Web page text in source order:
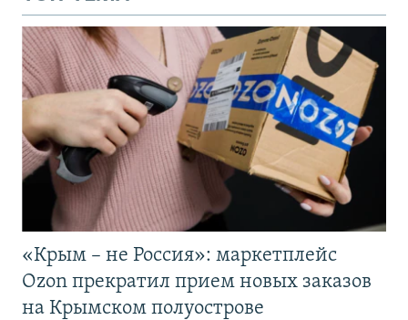
«Крым – не Россия»: маркетплейс
Ozon прекратил прием новых заказов
на Крымском полуострове